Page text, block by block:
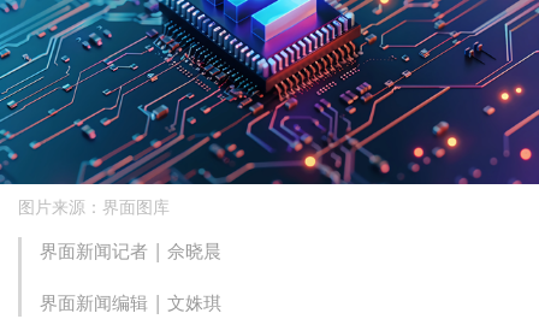
图片来源：界面图库
界面新闻记者 | 佘晓晨
界面新闻编辑 | 文姝琪